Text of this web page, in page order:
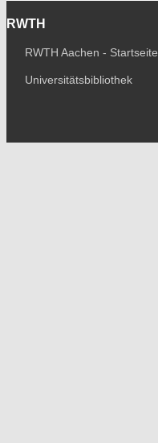
RWTH
RWTH Aachen - Startseite
Universitätsbibliothek